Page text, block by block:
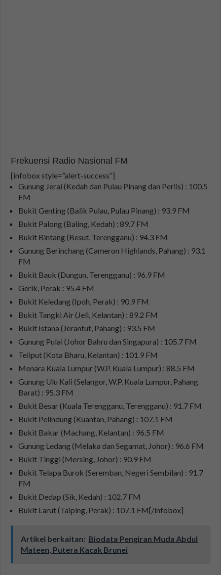
Frekuensi Radio Nasional FM
[infobox style=”alert-success”]
Gunung Jerai (Kedah dan Pulau Pinang dan Perlis) : 100.5
FM
Bukit Genting (Balik Pulau, Pulau Pinang) : 93.9 FM
Bukit Palong (Baling, Kedah) : 89.7 FM
Bukit Bintang (Besut, Terengganu) : 94.3 FM
Gunung Berinchang (Cameron Highlands, Pahang) : 93.1
FM
Bukit Bauk (Dungun, Terengganu) : 96.9 FM
Gerik, Perak : 95.4 FM
Bukit Keledang (Ipoh, Perak) : 90.9 FM
Bukit Tangki Air (Jeli, Kelantan) : 89.2 FM
Bukit Istana (Jerantut, Pahang) : 93.5 FM
Gunung Pulai (Johor Bahru dan Singapura) : 105.7 FM
Teliput (Kota Bharu, Kelantan) : 101.9 FM
Menara Kuala Lumpur (W.P. Kuala Lumpur) : 88.5 FM
Gunung Ulu Kali (Selangor, W.P. Kuala Lumpur, Pahang
Barat) : 95.3 FM
Bukit Besar (Kuala Terengganu, Terengganu) : 91.7 FM
Bukit Pelindung (Kuantan, Pahang) : 107.1 FM
Bukit Bakar (Machang, Kelantan) : 96.5 FM
Gunung Ledang (Melaka dan Segamat, Johor) : 96.6 FM
Bukit Tinggi (Mersing, Johor) : 90.9 FM
Bukit Telapa Burok (Seremban, Negeri Sembilan) : 91.7
FM
Bukit Dedap (Sik, Kedah) : 102.7 FM
Bukit Larut (Taiping, Perak) : 107.1 FM[/infobox]
Artikel berkaitan: Biodata Pengiran Muda Abdul
Mateen, Putera Kacak Brunei